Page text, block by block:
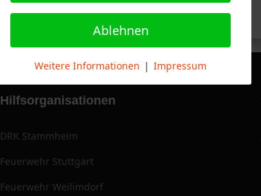
Hilfsorganisationen
DRK Stammheim
Feuerwehr Stuttgart
Feuerwehr Weilimdorf
Ablehnen
Weitere Informationen | Impressum